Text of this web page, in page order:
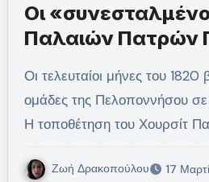
Οι
Παλαιών Πατρών
Οι τελευταίοι μήνες του 1820 βρήκαν τις άρχουσες
ομάδες της Πελοποννήσου
Η τοποθέτηση του Χουρσίτ
Ζωή Δρακοπούλου 17